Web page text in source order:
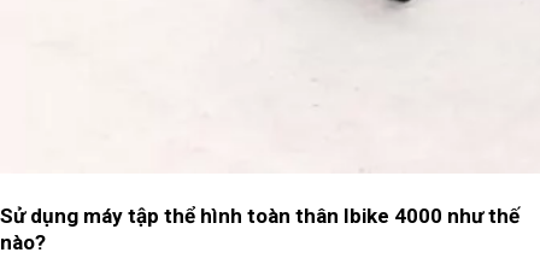
Sử dụng máy tập thể hình toàn thân Ibike 4000 như thế
nào?